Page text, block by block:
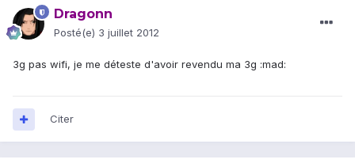
Dragonn
Posté(e) 3 juillet 2012
3g pas wifi, je me déteste d'avoir revendu ma 3g :mad:
Citer